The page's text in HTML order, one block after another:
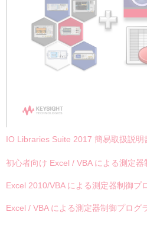
IO Libraries Suite 2017 簡易取扱説明
初心者向け Excel / VBA による測定
Excel 2010/VBA による測定器制御プ
Excel / VBA による測定器制御プログ